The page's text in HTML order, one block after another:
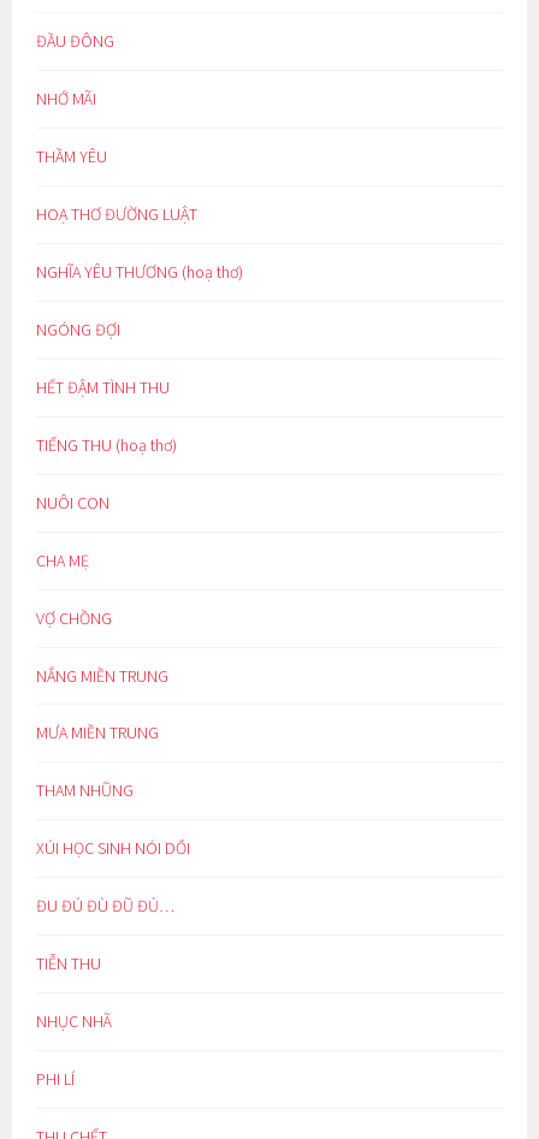
ĐẦU ĐÔNG
NHỚ MÃI
THẦM YÊU
HOẠ THƠ ĐƯỜNG LUẬT
NGHĨA YÊU THƯƠNG (hoạ thơ)
NGÓNG ĐỢI
HẾT ĐẬM TÌNH THU
TIẾNG THU (hoạ thơ)
NUÔI CON
CHA MẸ
VỢ CHỒNG
NẮNG MIỀN TRUNG
MƯA MIỀN TRUNG
THAM NHŨNG
XÚI HỌC SINH NÓI DỐI
ĐU ĐÚ ĐÙ ĐŨ ĐỦ…
TIỄN THU
NHỤC NHÃ
PHI LÍ